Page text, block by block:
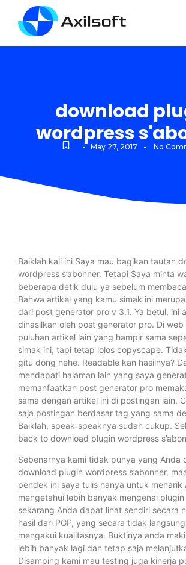
download
wordpress
- May 27, 2017 - No
Baiklah kali ini Saya mau bagikan tautan
wordpress s’abonner. Tetapi Saya minta
beberapa detik dulu ya sebelum
Bahwa artikel yang kamu simak ini
dari post generator pro v 3.1. Ya betul, ini
dihasilkan oleh post generator pro. Di
puluhan artikel lain yang hampir sama
simak ini, tapi tetap lolos copyscape.
gitu dong hehe. Readable kan hasilnya?
mendapati halaman lain yang saya
memanfaatkan post generator pro
sama dengan artikel ini di postingan lain.
saja postingan berdasar tag yang sama
Baiklah, speak-speaknya sudah cukup.
back to download plugin wordpress
Sebenarnya kami tidak punya yang Anda
download plugin wordpress s’abonner,
pendek ini saya tulis hanya untuk menarik
mengetahui lebih banyak mengenai plugin
sekarang Anda dapat lihat sendiri secara
hasil dari PGP, yang secara tidak
mengakui kualitasnya. Buktinya anda
lebih banyak lagi dan tetap saja
Disamping kami mau testing juga kinerja